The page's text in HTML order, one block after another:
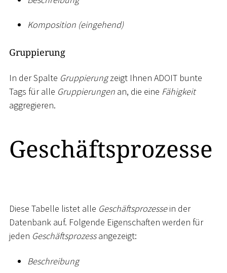
Komposition (eingehend)
Gruppierung
In der Spalte Gruppierungzeigt Ihnen ADOIT bunte
Tags für alle Gruppierungen an, die eine Fähigkeit
aggregieren.
Geschäftsprozesse
Diese Tabelle listet alle Geschäftsprozessein der
Datenbank auf. Folgende Eigenschaften werden für
jeden Geschäftsprozessangezeigt:
Beschreibung